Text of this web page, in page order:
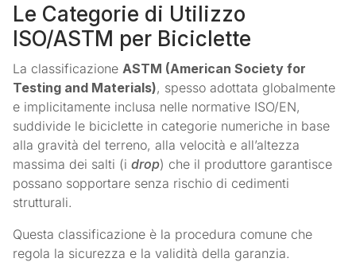
Le Categorie di Utilizzo
ISO/ASTM per Biciclette
La classificazione ASTM (American Society for
Testing and Materials), spesso adottata globalmente
e implicitamente inclusa nelle normative ISO/EN,
suddivide le biciclette in categorie numeriche in base
alla gravità del terreno, alla velocità e all’altezza
massima dei salti (idrop) che il produttore garantisce
possano sopportare senza rischio di cedimenti
strutturali.
Questa classificazione è la procedura comune che
regola la sicurezza e la validità della garanzia.